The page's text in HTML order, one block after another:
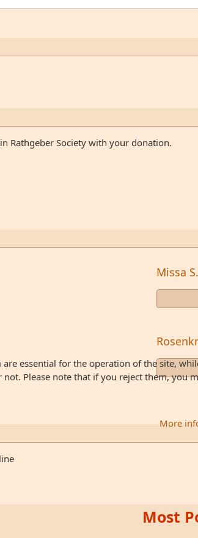
Rathgeber Society with your donation.
Missa
Most
essential for the operation of the site,
Please note that if you reject them, you
More